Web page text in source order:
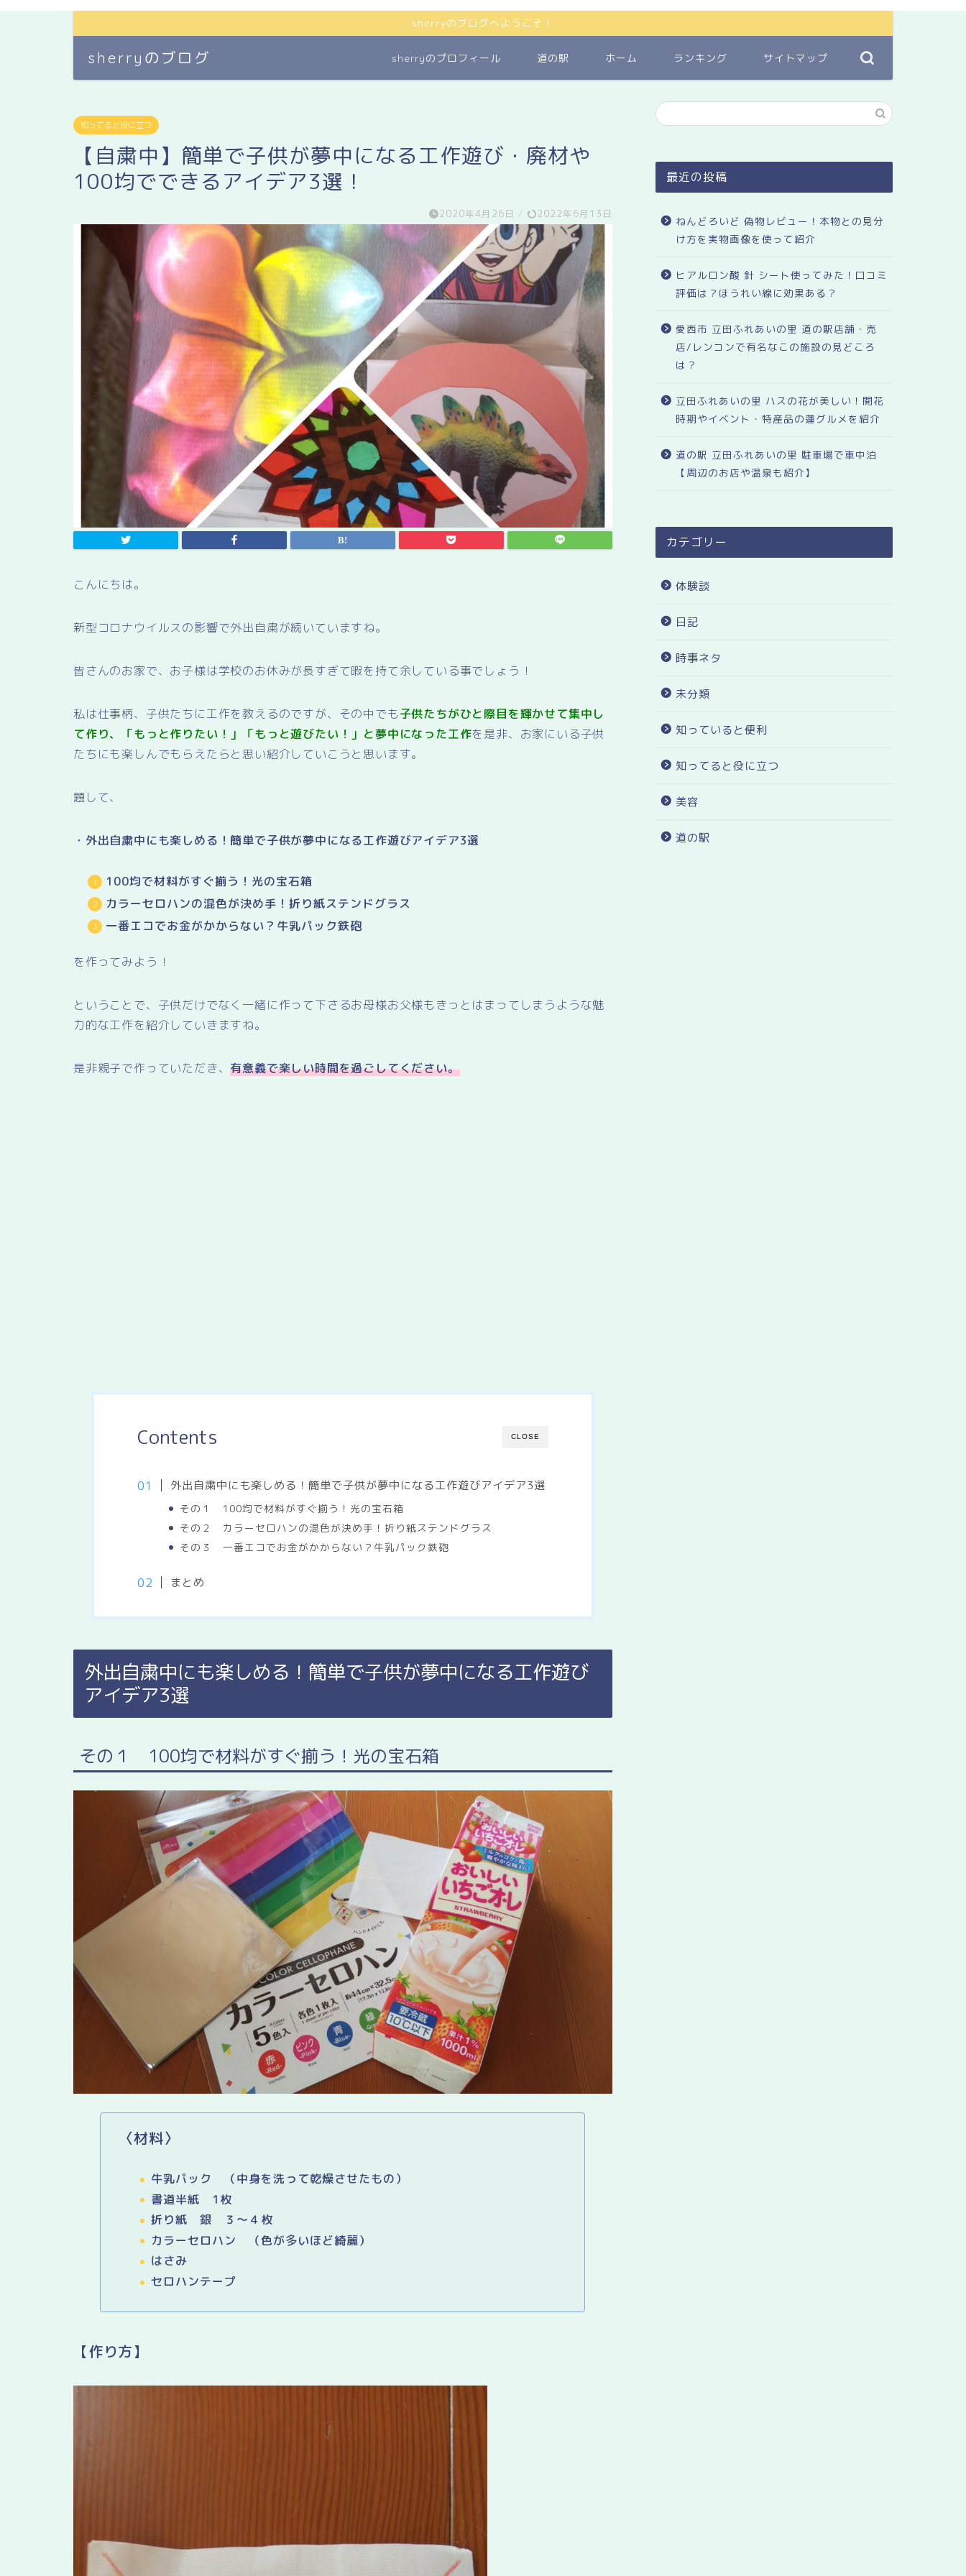
sherryのブログへようこそ！
sherryのブログ sherryのプロフィール 道の駅 ホーム ランキング サイトマップ
知ってると役に立つ
【自粛中】簡単で子供が夢中になる工作遊び・廃材や
100均でできるアイデア3選！
2020年4月26日 / 2022年6月13日
こんにちは。
新型コロナウイルスの影響で外出自粛が続いていますね。
皆さんのお家で、お子様は学校のお休みが長すぎて暇を持て余している事でしょう！
私は仕事柄、子供たちに工作を教えるのですが、その中でも子供たちがひと際目を輝かせて集中し
て作り、「もっと作りたい！」「もっと遊びたい！」と夢中になった工作を是非、お家にいる子供
たちにも楽しんでもらえたらと思い紹介していこうと思います。
題して、
・外出自粛中にも楽しめる！簡単で子供が夢中になる工作遊びアイデア3選
100均で材料がすぐ揃う！光の宝石箱
カラーセロハンの混色が決め手！折り紙ステンドグラス
一番エコでお金がかからない？牛乳パック鉄砲
を作ってみよう！
ということで、子供だけでなく一緒に作って下さるお母様お父様もきっとはまってしまうような魅
力的な工作を紹介していきますね。
是非親子で作っていただき、有意義で楽しい時間を過ごしてください。
CLOSE
Contents
外出自粛中にも楽しめる！簡単で子供が夢中になる工作遊びアイデア3選
その１ 100均で材料がすぐ揃う！光の宝石箱
その２ カラーセロハンの混色が決め手！折り紙ステンドグラス
その３ 一番エコでお金がかからない？牛乳パック鉄砲
まとめ
外出自粛中にも楽しめる！簡単で子供が夢中になる工作遊び
アイデア3選
その１ 100均で材料がすぐ揃う！光の宝石箱
〈材料〉
牛乳パック （中身を洗って乾燥させたもの）
書道半紙 1枚
折り紙 銀 ３～４枚
カラーセロハン （色が多いほど綺麗）
はさみ
セロハンテープ
【作り方】
最近の投稿
ねんどろいど 偽物レビュー！本物との見分
け方を実物画像を使って紹介
ヒアルロン酸 針 シート使ってみた！口コミ
評価は？ほうれい線に効果ある？
愛西市 立田ふれあいの里 道の駅店舗・売
店/レンコンで有名なこの施設の見どころ
は？
立田ふれあいの里 ハスの花が美しい！開花
時期やイベント・特産品の蓮グルメを紹介
道の駅 立田ふれあいの里 駐車場で車中泊
【周辺のお店や温泉も紹介】
カテゴリー
体験談
日記
時事ネタ
未分類
知っていると便利
知ってると役に立つ
美容
道の駅